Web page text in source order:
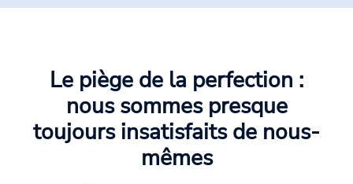
Le piège de la perfection :
nous sommes presque
toujours insatisfaits de nous-
mêmes